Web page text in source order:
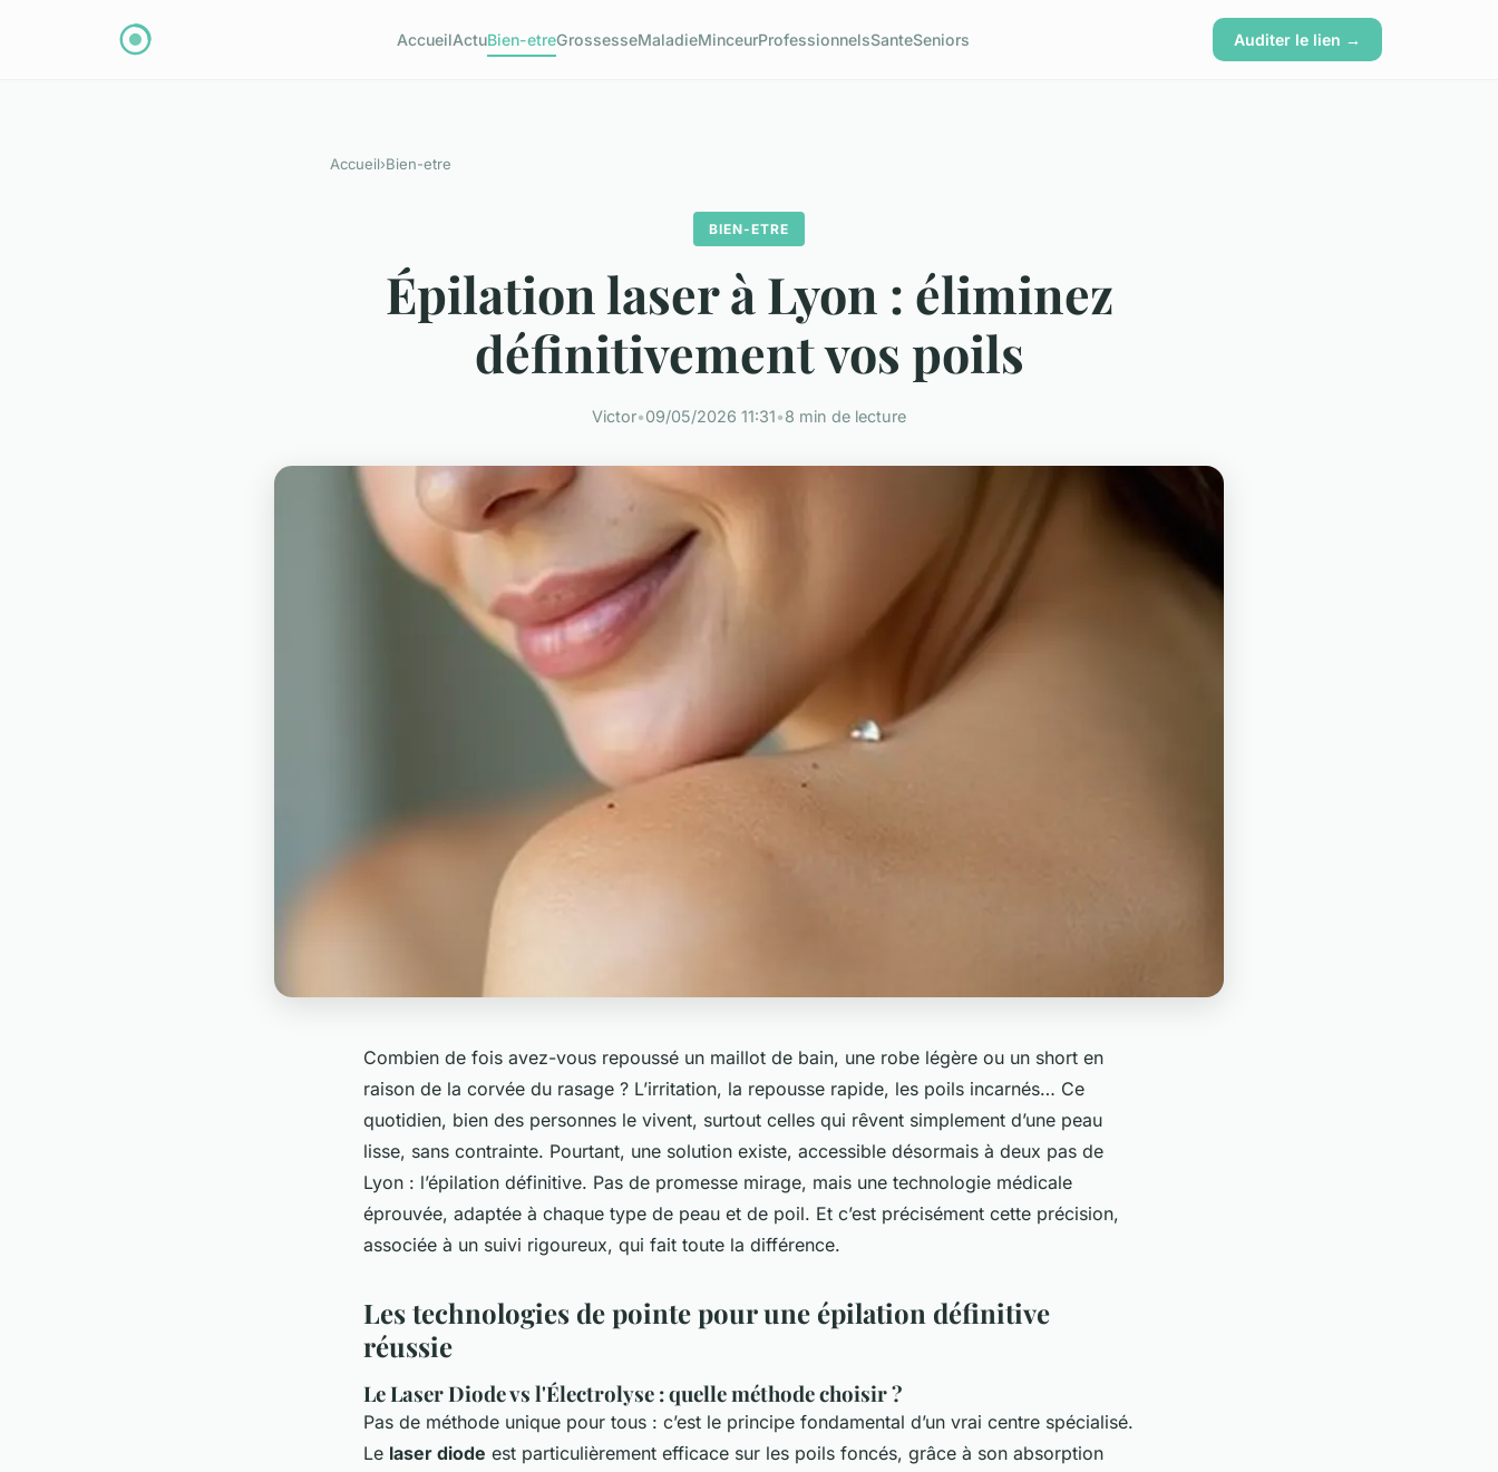
AccueilActuBien-etreGrossesseMaladieMinceurProfessionnelsSanteSeniors Auditer le lien →
Accueil›Bien-etre
BIEN-ETRE
Épilation laser à Lyon : éliminez
définitivement vos poils
Victor•09/05/2026 11:31•8 min de lecture
Combien de fois avez-vous repoussé un maillot de bain, une robe légère ou un short en
raison de la corvée du rasage ? L’irritation, la repousse rapide, les poils incarnés… Ce
quotidien, bien des personnes le vivent, surtout celles qui rêvent simplement d’une peau
lisse, sans contrainte. Pourtant, une solution existe, accessible désormais à deux pas de
Lyon : l’épilation définitive. Pas de promesse mirage, mais une technologie médicale
éprouvée, adaptée à chaque type de peau et de poil. Et c’est précisément cette précision,
associée à un suivi rigoureux, qui fait toute la différence.
Les technologies de pointe pour une épilation définitive
réussie
Le Laser Diode vs l'Électrolyse : quelle méthode choisir ?
Pas de méthode unique pour tous : c’est le principe fondamental d’un vrai centre spécialisé.
Le laser diode est particulièrement efficace sur les poils foncés, grâce à son absorption